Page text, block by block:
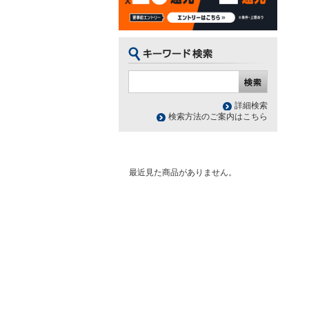
詳細検索
検索方法のご案内はこちら
最近見た商品がありません。